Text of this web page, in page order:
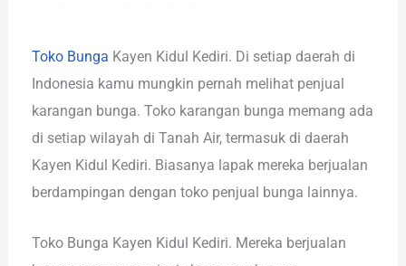
Toko Bunga Kayen Kidul Kediri. Di setiap daerah di
Indonesia kamu mungkin pernah melihat penjual
karangan bunga. Toko karangan bunga memang ada
di setiap wilayah di Tanah Air, termasuk di daerah
Kayen Kidul Kediri. Biasanya lapak mereka berjualan
berdampingan dengan toko penjual bunga lainnya.
Toko Bunga Kayen Kidul Kediri. Mereka berjualan